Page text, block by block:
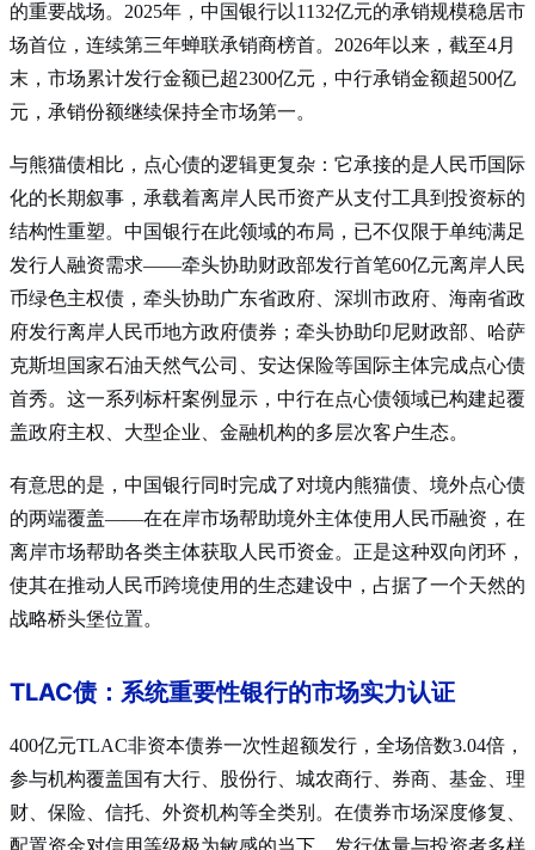
的重要战场。2025年，中国银行以1132亿元的承销规模稳居市
场首位，连续第三年蝉联承销商榜首。2026年以来，截至4月
末，市场累计发行金额已超2300亿元，中行承销金额超500亿
元，承销份额继续保持全市场第一。
与熊猫债相比，点心债的逻辑更复杂：它承接的是人民币国际
化的长期叙事，承载着离岸人民币资产从支付工具到投资标的
结构性重塑。中国银行在此领域的布局，已不仅限于单纯满足
发行人融资需求——牵头协助财政部发行首笔60亿元离岸人民
币绿色主权债，牵头协助广东省政府、深圳市政府、海南省政
府发行离岸人民币地方政府债券 ；牵头协助印尼财政部、哈萨
克斯坦国家石油天然气公司、安达保险等国际主体完成点心债
首秀。这一系列标杆案例显示，中行在点心债领域已构建起覆
盖政府主权、大型企业、金融机构的多层次客户生态。
有意思的是，中国银行同时完成了对境内熊猫债、境外点心债
的两端覆盖——在在岸市场帮助境外主体使用人民币融资，在
离岸市场帮助各类主体获取人民币资金。正是这种双向闭环，
使其在推动人民币跨境使用的生态建设中，占据了一个天然的
战略桥头堡位置。
TLAC债：系统重要性银行的市场实力认证
400亿元TLAC非资本债券一次性超额发行，全场倍数3.04倍，
参与机构覆盖国有大行、股份行、城农商行、券商、基金、理
财、保险、信托、外资机构等全类别 。在债券市场深度修复、